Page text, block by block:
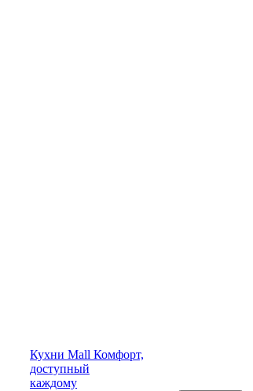
Кухни Mall Комфорт,
доступный
каждому